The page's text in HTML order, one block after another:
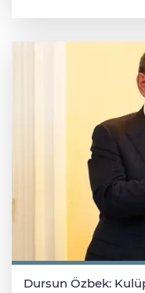
Dursun Özbek: